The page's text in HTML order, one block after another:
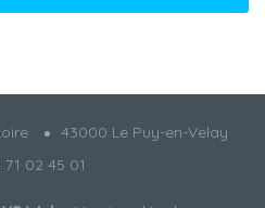
43000 Le Puy-en-Velay
71 02 45 01